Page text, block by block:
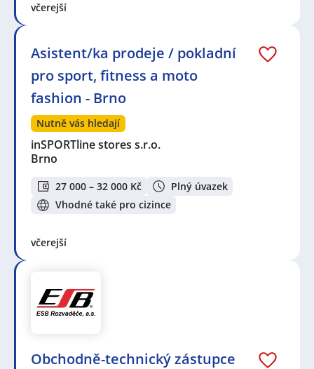
včerejší
Asistent/ka prodeje / pokladní
pro sport, fitness a moto
fashion - Brno
Nutně vás hledají
inSPORTline stores s.r.o.
Brno
27 000 – 32 000 Kč
Plný úvazek
Vhodné také pro cizince
včerejší
Obchodně-technický zástupce